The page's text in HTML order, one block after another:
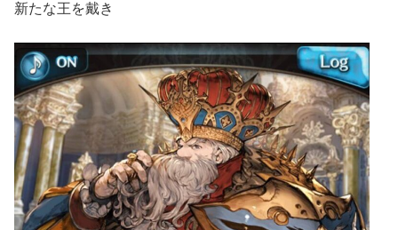
新たな王を戴き